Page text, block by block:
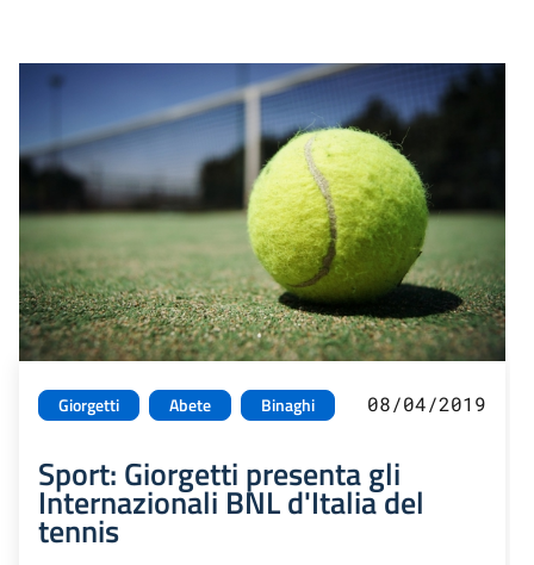
Giorgetti Abete Binaghi 08/04/2019
Sport: Giorgetti presenta gli
Internazionali BNL d'Italia del
tennis